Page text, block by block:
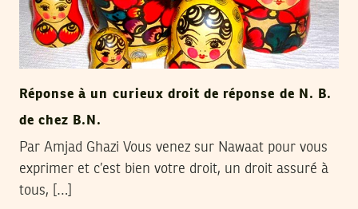
Réponse à un curieux droit de réponse de N. B.
de chez B.N.
Par Amjad Ghazi Vous venez sur Nawaat pour vous
exprimer et c’est bien votre droit, un droit assuré à
tous, […]